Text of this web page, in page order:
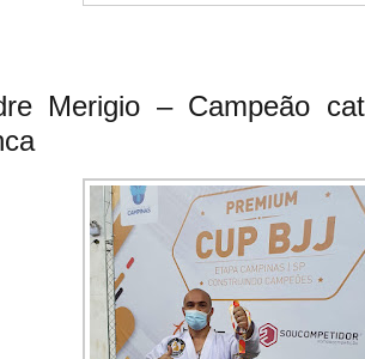
Merigio – Campeão